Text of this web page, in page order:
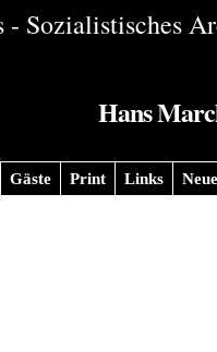
- Sozialistisches
Hans
Gäste Print Links